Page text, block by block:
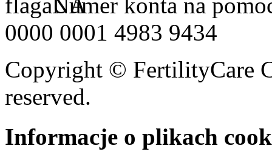
0000 0001 4983 9434
Copyright © FertilityCare
reserved.
Informacje o plikach